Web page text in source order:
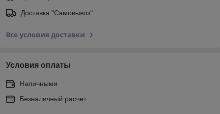
Доставка "Самовывоз"
Все условия доставки
Условия оплаты
Наличными
Безналичный расчет